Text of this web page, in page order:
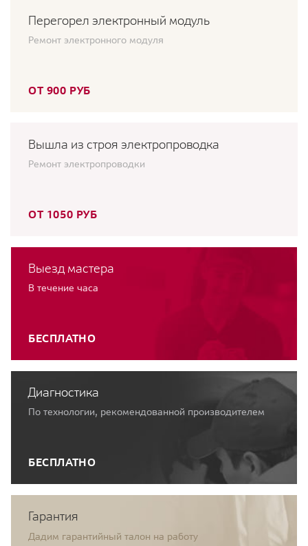
Перегорел электронный модуль
Ремонт электронного модуля
ОТ 900 РУБ
Вышла из строя электропроводка
Ремонт электропроводки
ОТ 1050 РУБ
Выезд мастера
В течение часа
БЕСПЛАТНО
Диагностика
По технологии, рекомендованной производителем
БЕСПЛАТНО
Гарантия
Дадим гарантийный талон на работу